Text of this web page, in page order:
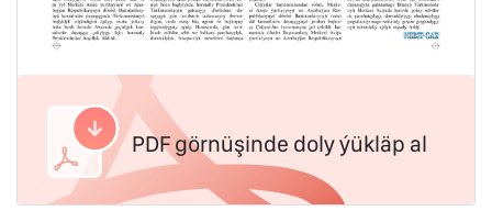
PDF görnüşinde doly ýükläp al